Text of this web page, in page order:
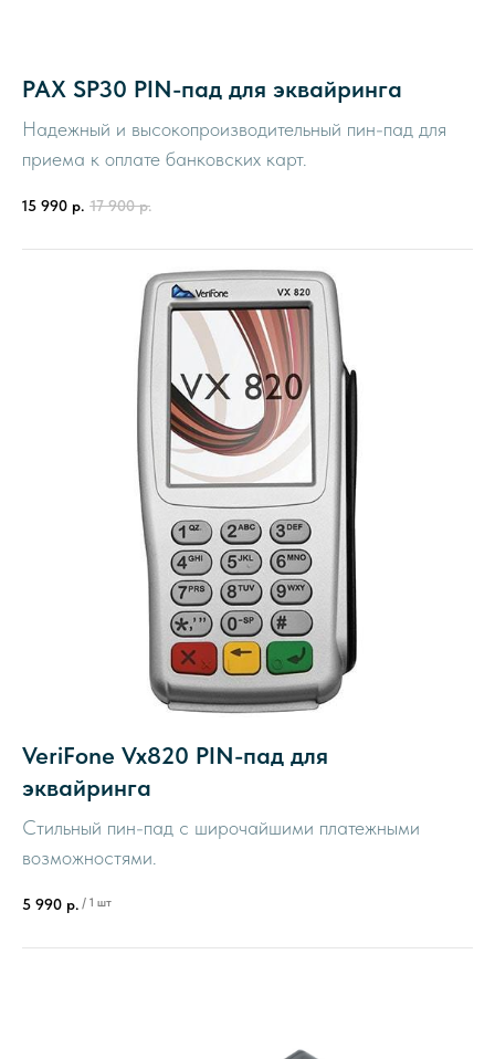
PAX SP30 PIN-пад для эквайринга
Надежный и высокопроизводительный пин-пад для
приема к оплате банковских карт.
15 990 р. 17 900 р.
VeriFone Vx820 PIN-пад для
эквайринга
Стильный пин-пад с широчайшими платежными
возможностями.
5 990 р. / 1 шт